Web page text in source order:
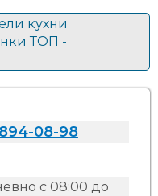
кухни
ТОП -
08-98
с 08:00 до